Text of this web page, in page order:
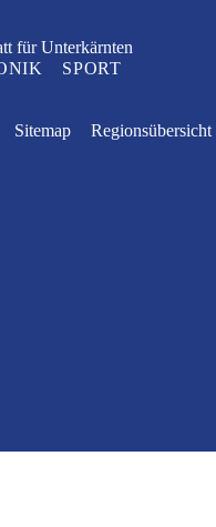
für Unterkärnten
SPORT
Sitemap
Regionsübersicht